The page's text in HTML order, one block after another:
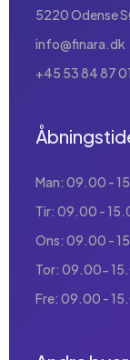
5220 Odense
info@finara.dk
+45 53 84 87 01
Man: 09.00 -
Tir: 09.00 -
Ons: 09.00 -
Tor: 09.00-
Fre: 09.00 -